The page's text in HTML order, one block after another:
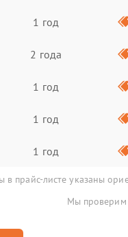
1 год
2 года
1 год
1 год
1 год
в прайс-листе указаны
Мы проверим